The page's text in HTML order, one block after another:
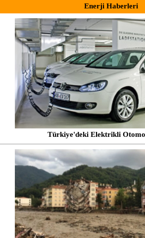
Enerji Haberleri
Türkiye'deki Elektrikli